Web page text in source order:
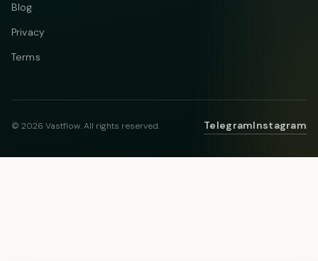
Blog
Privacy
Terms
© 2026 Vastflow. All rights reserved. TelegramInstagram